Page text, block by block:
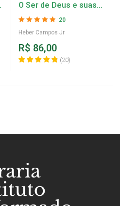
O Ser de Deus e suas
Obras – Heber Campos Jr
20
Heber Campos Jr
R$ 86,00
(20)